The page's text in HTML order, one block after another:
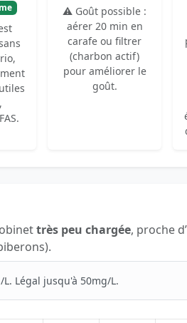
⚠️ Goût possible :
aérer 20 min en
carafe ou filtrer
(charbon actif)
pour améliorer le
goût.
très peu chargée, proche
Légal jusqu'à 50mg/L.